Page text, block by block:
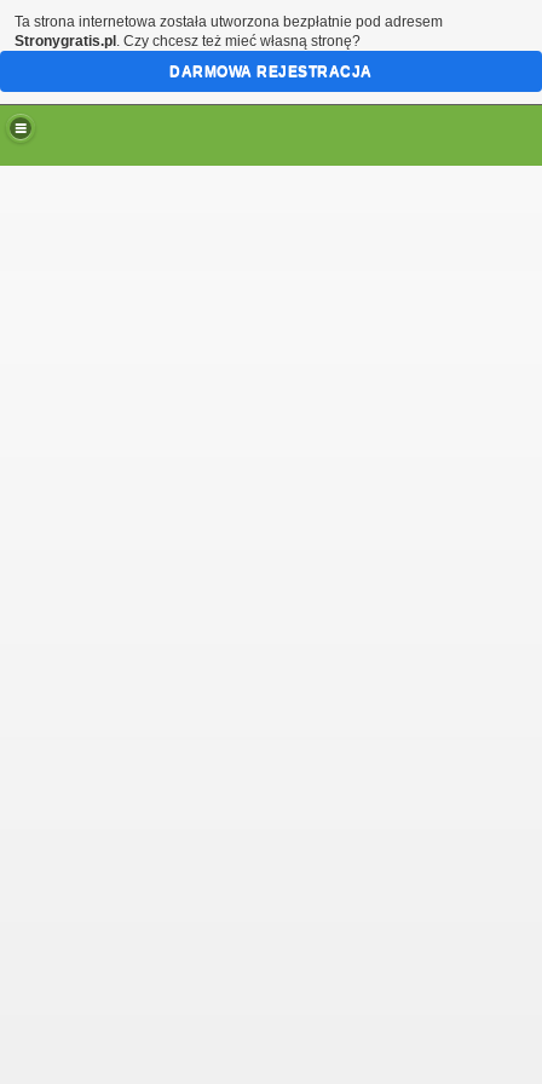
Ta strona internetowa została utworzona bezpłatnie pod adresem
Stronygratis.pl . Czy chcesz też mieć własną stronę?
DARMOWA REJESTRACJA